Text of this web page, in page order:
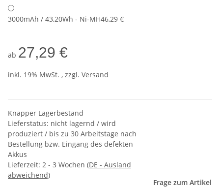
3000mAh / 43,20Wh - Ni-MH46,29 €
ab 27,29 €
inkl. 19% MwSt. , zzgl. Versand
Knapper Lagerbestand
Lieferstatus: nicht lagernd / wird
produziert / bis zu 30 Arbeitstage nach
Bestellung bzw. Eingang des defekten
Akkus
Lieferzeit: 2 - 3 Wochen (DE - Ausland
abweichend)
Frage zum Artikel